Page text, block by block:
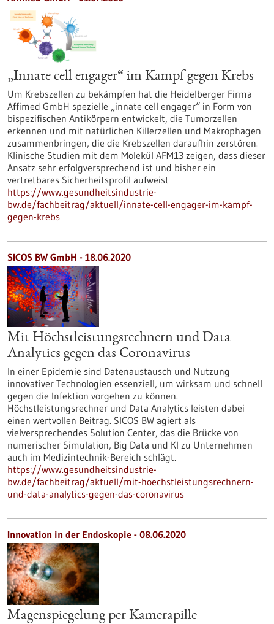
„Innate cell engager“ im Kampf gegen Krebs
Um Krebszellen zu bekämpfen hat die Heidelberger Firma
Affimed GmbH spezielle „innate cell engager“ in Form von
bispezifischen Antikörpern entwickelt, die Tumorzellen
erkennen und mit natürlichen Killerzellen und Makrophagen
zusammenbringen, die die Krebszellen daraufhin zerstören.
Klinische Studien mit dem Molekül AFM13 zeigen, dass dieser
Ansatz sehr erfolgversprechend ist und bisher ein
vertretbares Sicherheitsprofil aufweist
https://www.gesundheitsindustrie-
bw.de/fachbeitrag/aktuell/innate-cell-engager-im-kampf-
gegen-krebs
SICOS BW GmbH - 18.06.2020
Mit Höchstleistungsrechnern und Data
Analytics gegen das Coronavirus
In einer Epidemie sind Datenaustausch und Nutzung
innovativer Technologien essenziell, um wirksam und schnell
gegen die Infektion vorgehen zu können.
Höchstleistungsrechner und Data Analytics leisten dabei
einen wertvollen Beitrag. SICOS BW agiert als
vielversprechendes Solution Center, das die Brücke von
numerischer Simulation, Big Data und KI zu Unternehmen
auch im Medizintechnik-Bereich schlägt.
https://www.gesundheitsindustrie-
bw.de/fachbeitrag/aktuell/mit-hoechstleistungsrechnern-
und-data-analytics-gegen-das-coronavirus
Innovation in der Endoskopie - 08.06.2020
Magenspiegelung per Kamerapille